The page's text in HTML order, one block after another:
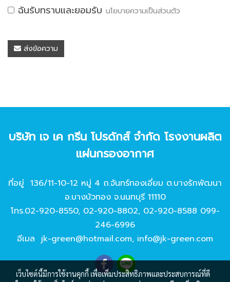
ฉันรับทราบและยอมรับ นโยบายความเป็นส่วนตัว
ส่งข้อความ
บริษัท เจ เค กรีน โปรดักส์ จํากัด โรงงานผลิต
แผ่นกรองอากาศ
ที่อยู่ 136/11-10-12 หมู่ 4 ถ.จันทร์ทองเอี่ยม ต.บางรักพัฒนา
อ.บางบัวทอง จ.นนทบุรี 11110
โทร.02-920-8550, 02-920-8802, 02-920-8588 099-
246-6996
อีเมล jk-green@hotmail.com, info@jk-green.com
เว็บไซต์นี้มีการใช้งานคุกกี้ เพื่อเพิ่มประสิทธิภาพและประสบการณ์ที่ดี